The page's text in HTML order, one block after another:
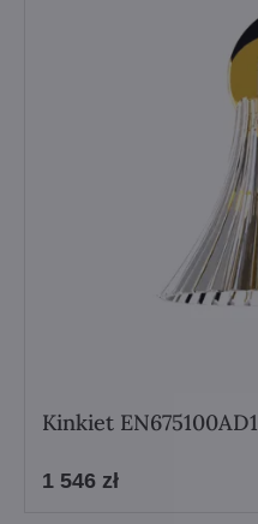
Kinkiet EN675100AD1
1 546 zł